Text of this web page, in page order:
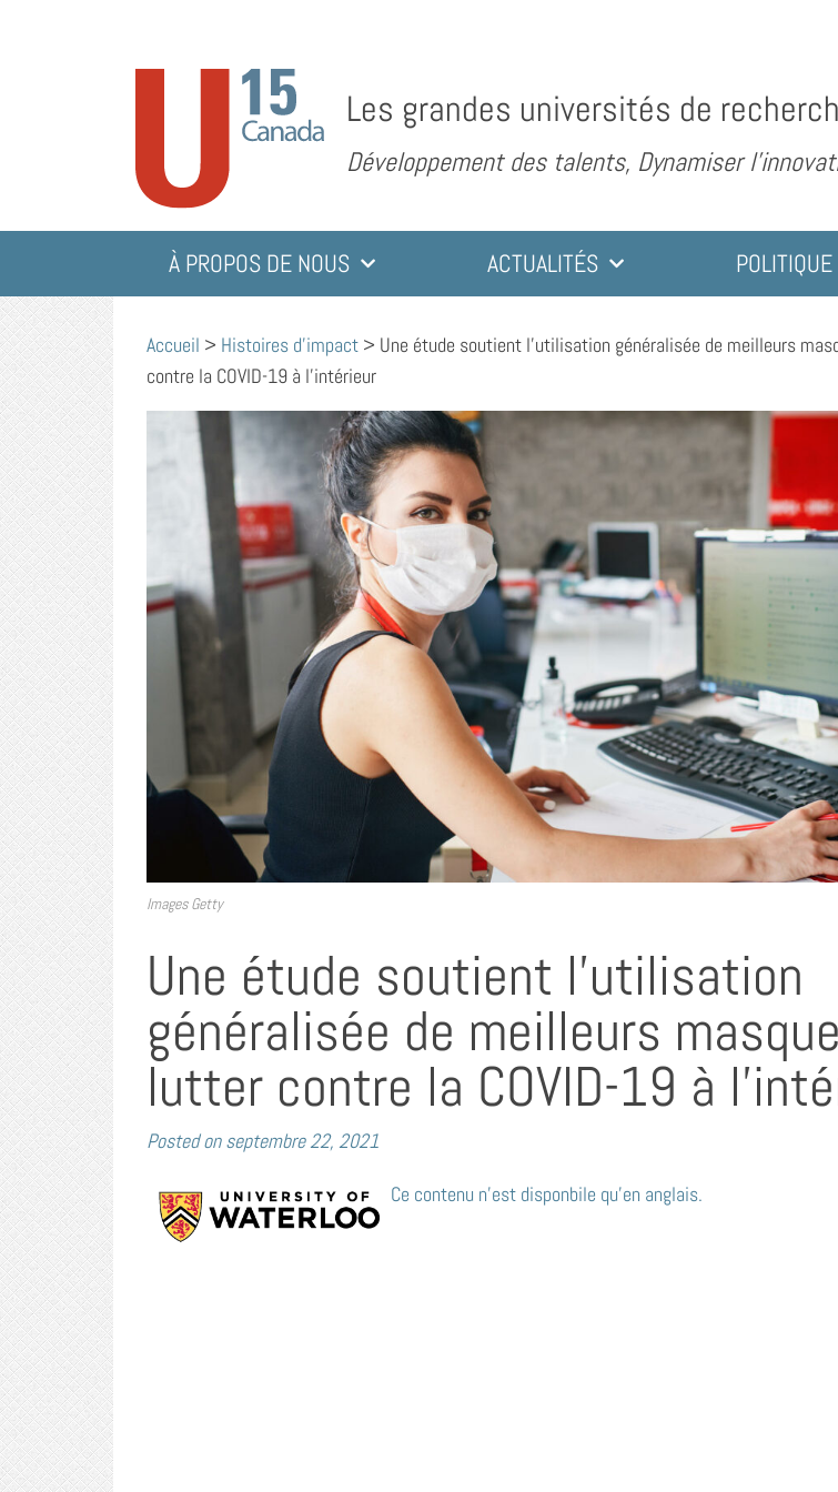
Les grandes universités de
Développement des talents, Dynamiser
À PROPOS DE NOUS ACTUALITÉS POLITIQUE
Accueil > Histoires d'impact > Une étude soutient l’utilisation généralisée de meilleurs
contre la COVID-19 à l’intérieur
Images Getty
Une étude soutient l’utilisation
généralisée de meilleurs
lutter contre la COVID-19 à
Posted on septembre 22, 2021
Ce contenu n’est disponbile qu’en anglais.